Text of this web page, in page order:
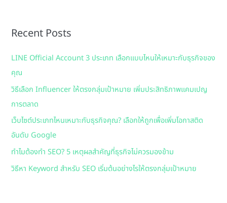
c
f
o
r
:
Recent Posts
LINE Official Account 3 ประเภท เลือกแบบไหนให้เหมาะกับธุรกิจของ
คุณ
วิธีเลือก Influencer ให้ตรงกลุ่มเป้าหมาย เพิ่มประสิทธิภาพแคมเปญ
การตลาด
เว็บไซต์ประเภทไหนเหมาะกับธุรกิจคุณ? เลือกให้ถูกเพื่อเพิ่มโอกาสติด
อันดับ Google
ทำไมต้องทำ SEO? 5 เหตุผลสำคัญที่ธุรกิจไม่ควรมองข้าม
วิธีหา Keyword สำหรับ SEO เริ่มต้นอย่างไรให้ตรงกลุ่มเป้าหมาย